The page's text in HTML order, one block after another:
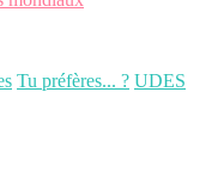
Tu préfères... ? UDES